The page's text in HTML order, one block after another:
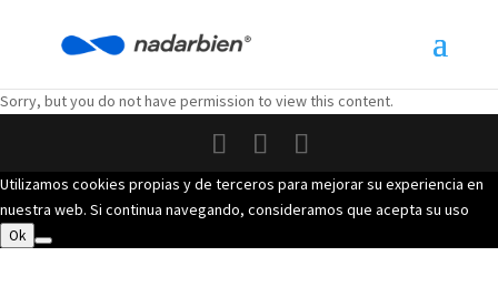
Sorry, but you do not have permission to view this content.
Utilizamos cookies propias y de terceros para mejorar su experiencia en
nuestra web. Si continua navegando, consideramos que acepta su uso
Ok